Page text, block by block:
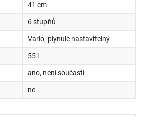
41 cm
6 stupňů
Vario, plynule nastavitelný
55 l
ano, není součastí
ne